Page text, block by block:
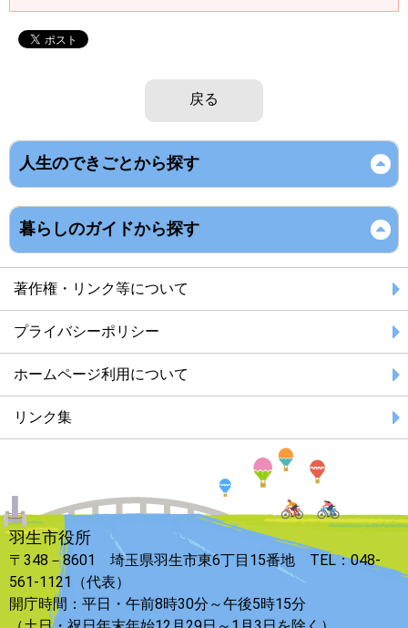
戻る
人生のできごとから探す
暮らしのガイドから探す
著作権・リンク等について
プライバシーポリシー
ホームページ利用について
リンク集
羽生市役所
〒348－8601 埼玉県羽生市東6丁目15番地 TEL：048-
561-1121（代表）
開庁時間：平日・午前8時30分～午後5時15分